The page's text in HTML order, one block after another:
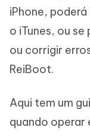
iPhone,
o iTunes, ou
ou corrigir
ReiBoot.
Aqui tem um
quando operar